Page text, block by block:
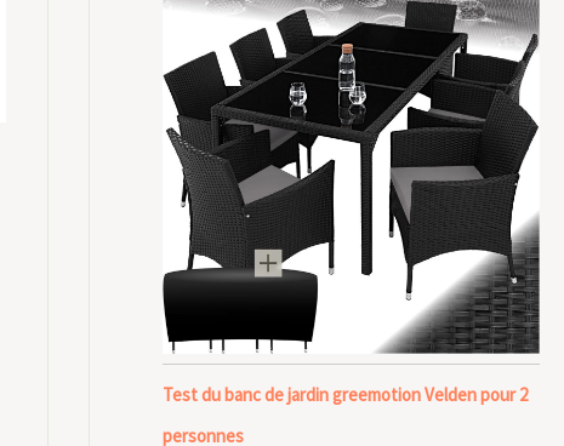
Test du banc de jardin greemotion Velden pour 2
personnes